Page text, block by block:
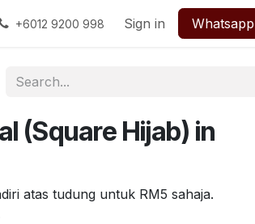
+6012 9200 998 Sign in
(Square Hijab) in
atas tudung untuk RM5 sahaja.